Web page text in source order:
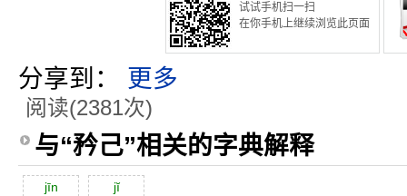
试试手机扫一扫
在你手机上继续浏览此页面
分享到： 更多
阅读(2381次)
与“矜己”相关的字典解释
jīn jĭ